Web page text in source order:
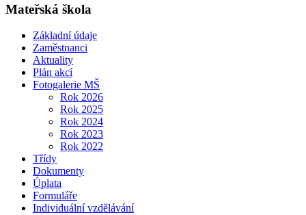
Mateřská škola
Základní údaje
Zaměstnanci
Aktuality
Plán akcí
Fotogalerie MŠ
Rok 2026
Rok 2025
Rok 2024
Rok 2023
Rok 2022
Třídy
Dokumenty
Úplata
Formuláře
Individuální vzdělávání